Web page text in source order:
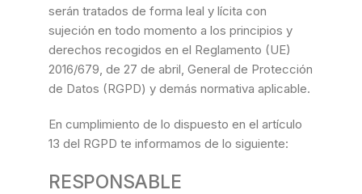
serán tratados de forma leal y lícita con
sujeción en todo momento a los principios y
derechos recogidos en el Reglamento (UE)
2016/679, de 27 de abril, General de Protección
de Datos (RGPD) y demás normativa aplicable.
En cumplimiento de lo dispuesto en el artículo
13 del RGPD te informamos de lo siguiente:
RESPONSABLE